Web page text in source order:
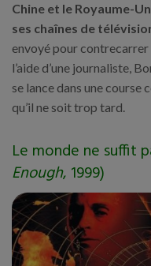
Chine et le Royaume-
ses chaînes de
envoyé pour contrecarrer
l’aide d’une journaliste,
se lance dans une course
qu’il ne soit trop tard.
Le monde ne suffit
Enough, 1999)